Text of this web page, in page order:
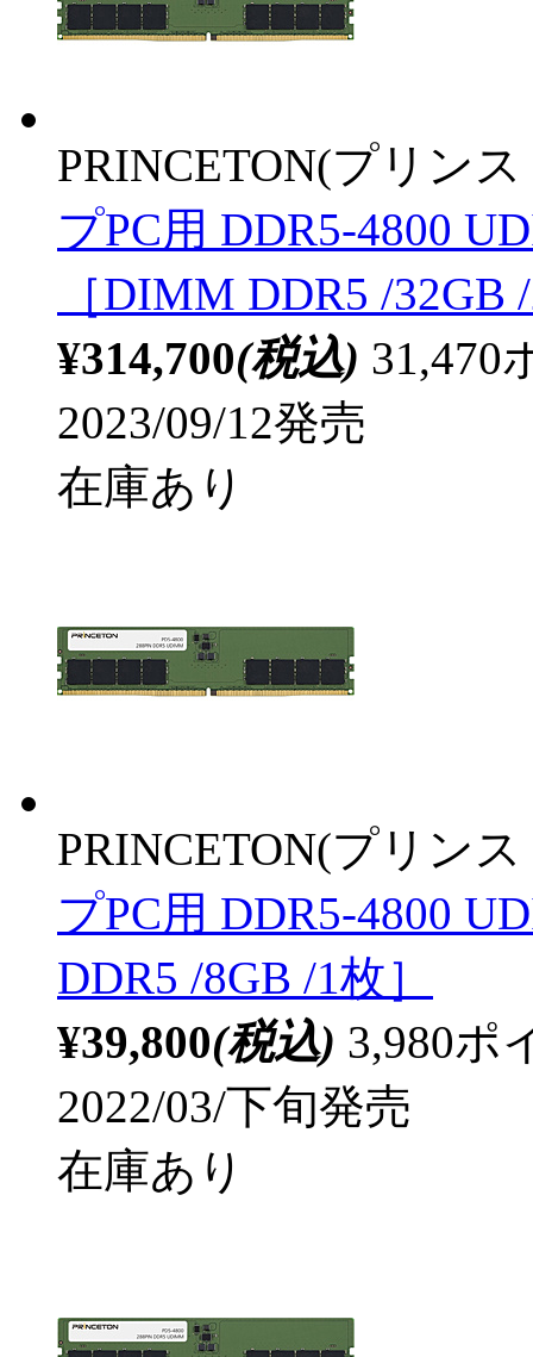
PRINCETON(プリン
プPC用 DDR5-4800
［DIMM DDR5 /32GB
¥314,700(税込) 31,470
2023/09/12発売
在庫あり
PRINCETON(プリン
プPC用 DDR5-4800
DDR5 /8GB /1枚］
¥39,800(税込) 3,980ポ
2022/03/下旬発売
在庫あり